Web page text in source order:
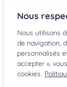
Nous
Nous utilisons
de navigation,
personnalisés
accepter »,
cookies.